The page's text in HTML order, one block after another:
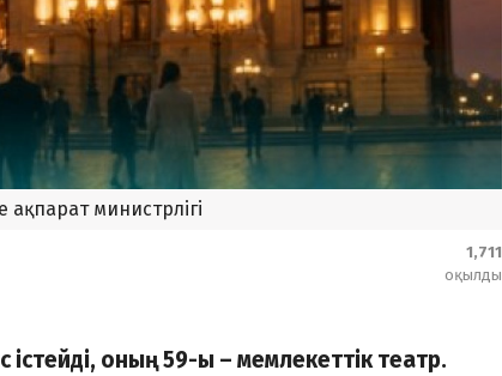
министрлігі
1,711
оқылды
істейді, оның 59-ы – мемлекеттік театр.